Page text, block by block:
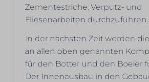
Zementestriche, Verputz- und
Fliesenarbeiten durchzuführen.
In der nächsten Zeit werden
an allen oben genannten
für den Botter und den Boeier
Der Innenausbau in den